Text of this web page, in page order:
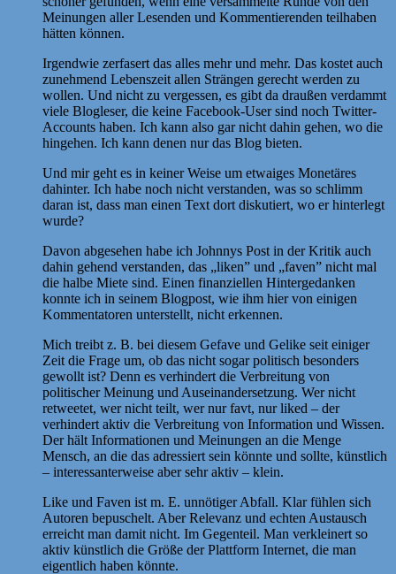
Meinungen aller Lesenden und Kommentierenden teilhaben
hätten können.
Irgendwie zerfasert das alles mehr und mehr. Das kostet auch
zunehmend Lebenszeit allen Strängen gerecht werden zu
wollen. Und nicht zu vergessen, es gibt da draußen verdammt
viele Blogleser, die keine Facebook-User sind noch Twitter-
Accounts haben. Ich kann also gar nicht dahin gehen, wo die
hingehen. Ich kann denen nur das Blog bieten.
Und mir geht es in keiner Weise um etwaiges Monetäres
dahinter. Ich habe noch nicht verstanden, was so schlimm
daran ist, dass man einen Text dort diskutiert, wo er hinterlegt
wurde?
Davon abgesehen habe ich Johnnys Post in der Kritik auch
dahin gehend verstanden, das „liken” und „faven” nicht mal
die halbe Miete sind. Einen finanziellen Hintergedanken
konnte ich in seinem Blogpost, wie ihm hier von einigen
Kommentatoren unterstellt, nicht erkennen.
Mich treibt z. B. bei diesem Gefave und Gelike seit einiger
Zeit die Frage um, ob das nicht sogar politisch besonders
gewollt ist? Denn es verhindert die Verbreitung von
politischer Meinung und Auseinandersetzung. Wer nicht
retweetet, wer nicht teilt, wer nur favt, nur liked – der
verhindert aktiv die Verbreitung von Information und Wissen.
Der hält Informationen und Meinungen an die Menge
Mensch, an die das adressiert sein könnte und sollte, künstlich
– interessanterweise aber sehr aktiv – klein.
Like und Faven ist m. E. unnötiger Abfall. Klar fühlen sich
Autoren bepuschelt. Aber Relevanz und echten Austausch
erreicht man damit nicht. Im Gegenteil. Man verkleinert so
aktiv künstlich die Größe der Plattform Internet, die man
eigentlich haben könnte.